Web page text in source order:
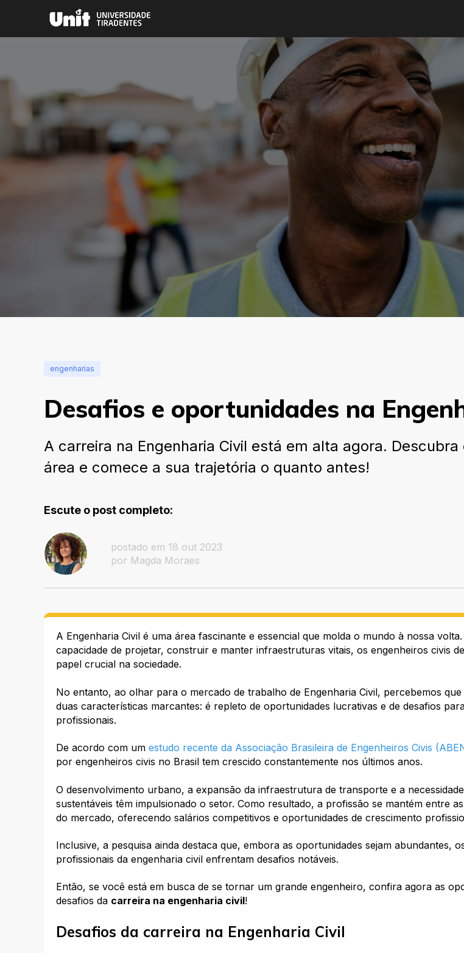
engenharias
Desafios e oportunidades na
A carreira na Engenharia Civil está em alta agora.
área e comece a sua trajetória o quanto antes!
Escute o post completo:
postado em 18 out 2023
por Magda Moraes
A Engenharia Civil é uma área fascinante e essencial que molda o mundo à nossa
capacidade de projetar, construir e manter infraestruturas vitais, os engenheiros civis
papel crucial na sociedade.
No entanto, ao olhar para o mercado de trabalho de Engenharia Civil, percebemos
duas características marcantes: é repleto de oportunidades lucrativas e de desafios
profissionais.
De acordo com um estudo recente da Associação Brasileira de Engenheiros Civis
por engenheiros civis no Brasil tem crescido constantemente nos últimos anos.
O desenvolvimento urbano, a expansão da infraestrutura de transporte e a
sustentáveis têm impulsionado o setor. Como resultado, a profissão se mantém entre
do mercado, oferecendo salários competitivos e oportunidades de crescimento
Inclusive, a pesquisa ainda destaca que, embora as oportunidades sejam abundantes,
profissionais da engenharia civil enfrentam desafios notáveis.
Então, se você está em busca de se tornar um grande engenheiro, confira agora as
desafios da carreira na engenharia civil!
Desafios da carreira na Engenharia Civil